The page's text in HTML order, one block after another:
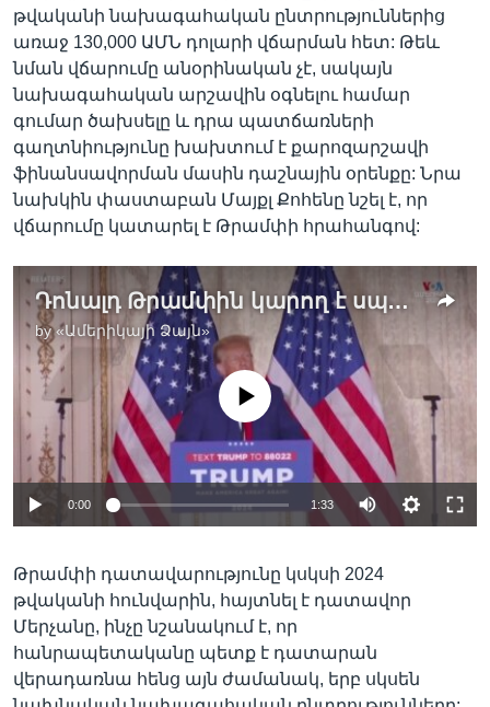
թվականի նախագահական ընտրություններից
առաջ 130,000 ԱՄՆ դոլարի վճարման հետ: Թեև
նման վճարումը անօրինական չէ, սակայն
նախագահական արշավին օգնելու համար
գումար ծախսելը և դրա պատճառների
գաղտնիությունը խախտում է քարոզարշավի
ֆինանսավորման մասին դաշնային օրենքը: Նրա
նախկին փաստաբան Մայքլ Քոհենը նշել է, որ
վճարումը կատարել է Թրամփի հրահանգով:
Դոնալդ Թրամփին կարող է սպառնալ 136 տարվա ազատազրկում
by«Ամերիկայի Ձայն»
No media source currently available
0:00 1:33
Թրամփի դատավարությունը կսկսի 2024
թվականի հունվարին, հայտնել է դատավոր
Մերչանը, ինչը նշանակում է, որ
հանրապետականը պետք է դատարան
վերադառնա հենց այն ժամանակ, երբ սկսեն